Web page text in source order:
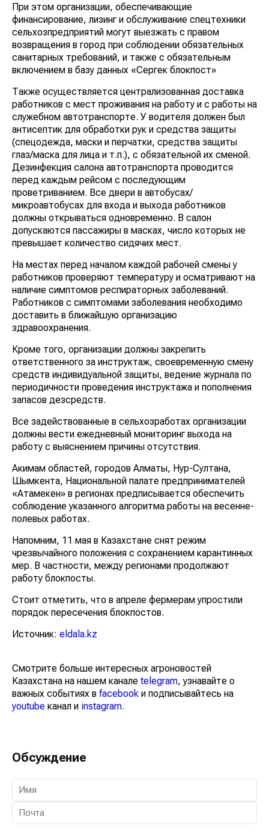
При этом организации, обеспечивающие
финансирование, лизинг и обслуживание спецтехники
сельхозпредприятий могут выезжать с правом
возвращения в город при соблюдении обязательных
санитарных требований, и также с обязательным
включением в базу данных «Сергек блокпост»
Также осуществляется централизованная доставка
работников с мест проживания на работу и с работы на
служебном автотранспорте. У водителя должен был
антисептик для обработки рук и средства защиты
(спецодежда, маски и перчатки, средства защиты
глаз/маска для лица и т.п.), с обязательной их сменой.
Дезинфекция салона автотранспорта проводится
перед каждым рейсом с последующим
проветриванием. Все двери в автобусах/
микроавтобусах для входа и выхода работников
должны открываться одновременно. В салон
допускаются пассажиры в масках, число которых не
превышает количество сидячих мест.
На местах перед началом каждой рабочей смены у
работников проверяют температуру и осматривают на
наличие симптомов респираторных заболеваний.
Работников с симптомами заболевания необходимо
доставить в ближайшую организацию
здравоохранения.
Кроме того, организации должны закрепить
ответственного за инструктаж, своевременную смену
средств индивидуальной защиты, ведение журнала по
периодичности проведения инструктажа и пополнения
запасов дезсредств.
Все задействованные в сельхозработах организации
должны вести ежедневный мониторинг выхода на
работу с выяснением причины отсутствия.
Акимам областей, городов Алматы, Нур-Султана,
Шымкента, Национальной палате предпринимателей
«Атамекен» в регионах предписывается обеспечить
соблюдение указанного алгоритма работы на весенне-
полевых работах.
Напомним, 11 мая в Казахстане снят режим
чрезвычайного положения с сохранением карантинных
мер. В частности, между регионами продолжают
работу блокпосты.
Стоит отметить, что в апреле фермерам упростили
порядок пересечения блокпостов.
Источник: eldala.kz
Смотрите больше интересных агроновостей
Казахстана на нашем канале telegram, узнавайте о
важных событиях в facebook и подписывайтесь на
youtube канал и instagram.
Обсуждение